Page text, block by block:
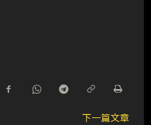
下一篇文章